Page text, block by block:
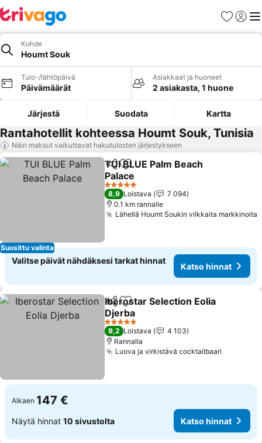
Suosikit
Kohde
Houmt Souk
Tulo-/lähtöpäivä
Päivämäärät
Asiakkaat ja huoneet
2 asiakasta, 1 huone
Järjestä Suodata Kartta
Rantahotellit kohteessa Houmt Souk, Tunisia
Näin maksut vaikuttavat hakutulosten järjestykseen
Suosittu valinta
Jaa Lisää suosikkeihin
TUI BLUE Palm Beach
Palace
5 Tähtiluokitus
8,9 Loistava
7 094
0.1 km rannalle
Lähellä Houmt Soukin vilkkaita markkinoita
Valitse päivät nähdäksesi tarkat hinnat
Katso hinnat
Jaa Lisää suosikkeihin
Iberostar Selection Eolia
Djerba
5 Tähtiluokitus
9,2 Loistava
4 103
Rannalla
Luova ja virkistävä cocktailbaari
Alkaen 147 €
Näytä hinnat 10 sivustolta Katso hinnat